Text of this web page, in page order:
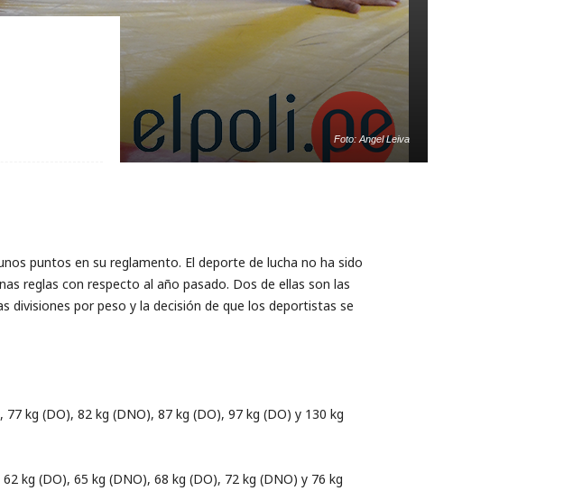
Foto: Angel Leiva
puntos en su reglamento. El deporte de lucha no ha sido
reglas con respecto al año pasado. ​Dos de ellas son las
divisiones por peso y​ la decisión de que los deportistas se
kg (DO), 82 kg (DNO), 87 kg (DO), 97 kg (DO) y 130 kg
kg (DO), 65 kg (DNO), 68 kg (DO), 72 kg (DNO) y 76 kg